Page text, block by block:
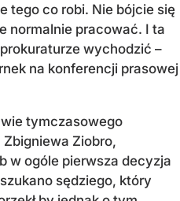
tego co robi. Nie bójcie się
normalnie pracować. I ta
wychodzić –
na konferencji prasowej
tymczasowego
Ziobro,
w ogóle pierwsza decyzja
sędziego, który